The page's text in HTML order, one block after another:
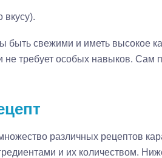
вкусу).
быть свежими и иметь высокое
не требует особых навыков. Сам
различных рецептов
и их количеством.